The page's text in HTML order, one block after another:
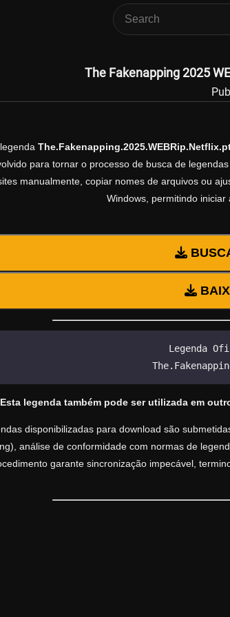
The Fakenapping 2025
para tornar o processo de busca de
manualmente, copiar nomes de arquivos ou
Windows, permitindo
Legenda
Esta legenda também pode ser utilizada em
disponibilizadas para download são
análise de conformidade com normas de
garante sincronização impecável,